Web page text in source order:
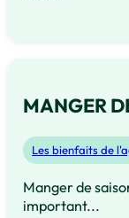
MANGER
Les bienfaits de
Manger de
important...